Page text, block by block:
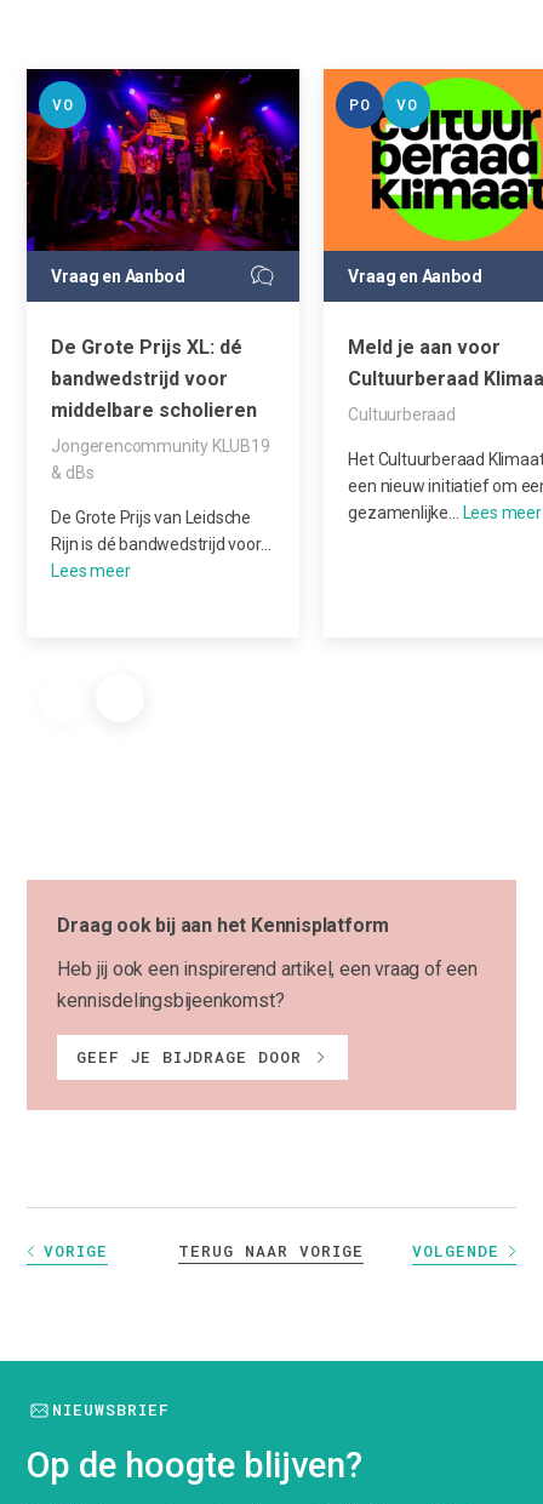
VO
Vraag en Aanbod
De Grote Prijs XL: dé
bandwedstrijd voor
middelbare scholieren
Jongerencommunity KLUB19
& dBs
De Grote Prijs van Leidsche
Rijn is dé bandwedstrijd voor…
PO VO
Vraag en Aanbod
Meld je aan voor
Cultuurberaad
Cultuurberaad
Het Cultuurberaad
een nieuw initiatief om
gezamenlijke…
Draag ook bij aan het Kennisplatform
Heb jij ook een inspirerend artikel, een vraag of een
kennisdelingsbijeenkomst?
GEEF JE BIJDRAGE DOOR
VORIGE TERUG NAAR VORIGE VOLGENDE
NIEUWSBRIEF
Op de hoogte blijven?